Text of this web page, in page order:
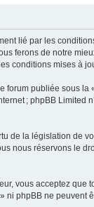
lié par les
ferons de notre
conditions mises à
forum publiée sous la
; phpBB Limited
de la législation de
nous réservons le
vous acceptez que
ni phpBB ne peuvent